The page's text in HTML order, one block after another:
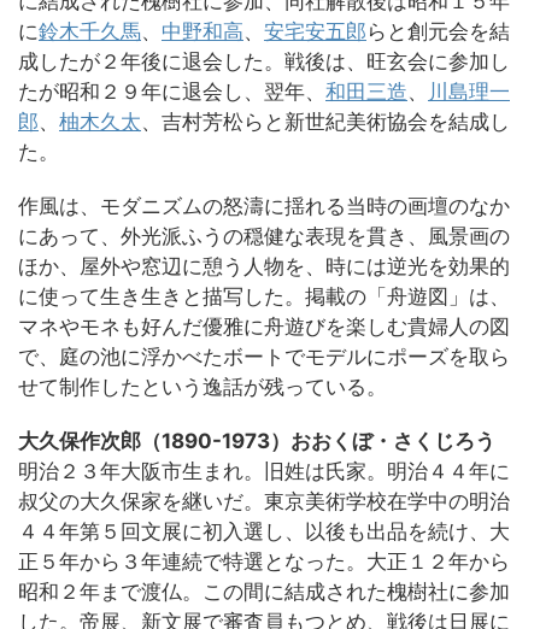
に鈴木千久馬、 中野和高、 安宅安五郎 らと創元会を結
成したが２年後に退会した。戦後は、旺玄会に参加し
たが昭和２９年に退会し、翌年、 和田三造、
川島理一
郎、 柚木久太、吉村芳松らと新世紀美術協会を結成し
た。
作風は、モダニズムの怒濤に揺れる当時の画壇のなか
にあって、外光派ふうの穏健な表現を貫き、風景画の
ほか、屋外や窓辺に憩う人物を、時には逆光を効果的
に使って生き生きと描写した。掲載の「舟遊図」は、
マネやモネも好んだ優雅に舟遊びを楽しむ貴婦人の図
で、庭の池に浮かべたボートでモデルにポーズを取ら
せて制作したという逸話が残っている。
大久保作次郎（1890-1973）おおくぼ・さくじろう
明治２３年大阪市生まれ。旧姓は氏家。明治４４年に
叔父の大久保家を継いだ。東京美術学校在学中の明治
４４年第５回文展に初入選し、以後も出品を続け、大
正５年から３年連続で特選となった。大正１２年から
昭和２年まで渡仏。この間に結成された槐樹社に参加
した。帝展、新文展で審査員もつとめ、戦後は日展に